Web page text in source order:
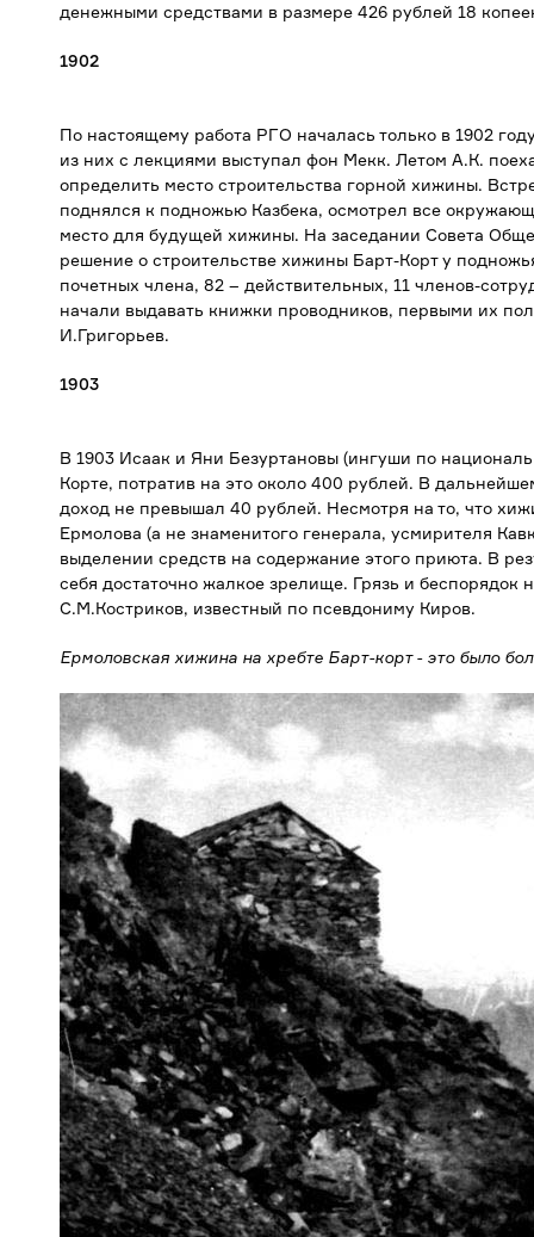
денежными средствами в размере 426 рублей 18
1902
По настоящему работа РГО началась только в 1902
из них с лекциями выступал фон Мекк. Летом А.К.
определить место строительства горной хижины.
поднялся к подножью Казбека, осмотрел все
место для будущей хижины. На заседании Совета
решение о строительстве хижины Барт-Корт у
почетных члена, 82 – действительных, 11 членов-
начали выдавать книжки проводников, первыми их
И.Григорьев.
1903
В 1903 Исаак и Яни Безуртановы (ингуши по
Корте, потратив на это около 400 рублей. В
доход не превышал 40 рублей. Несмотря на то, что
Ермолова (а не знаменитого генерала, усмирителя
выделении средств на содержание этого приюта. В
себя достаточно жалкое зрелище. Грязь и
С.М.Костриков, известный по псевдониму Киров.
Ермоловская хижина на хребте Барт-корт - это было